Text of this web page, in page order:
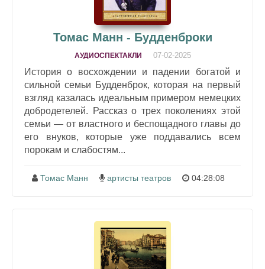
Томас Манн - Будденброки
АУДИОСПЕКТАКЛИ 07-02-2025
История о восхождении и падении богатой и
сильной семьи Будденброк, которая на первый
взгляд казалась идеальным примером немецких
добродетелей. Рассказ о трех поколениях этой
семьи — от властного и беспощадного главы до
его внуков, которые уже поддавались всем
порокам и слабостям...
Томас Манн артисты театров 04:28:08